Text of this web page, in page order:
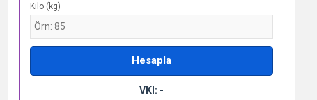
Kilo (kg)
Hesapla
VKI: -